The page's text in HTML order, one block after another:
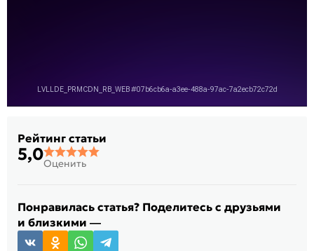
Рейтинг статьи
5,0Оценить
Понравилась статья? Поделитесь с друзьями
и близкими —